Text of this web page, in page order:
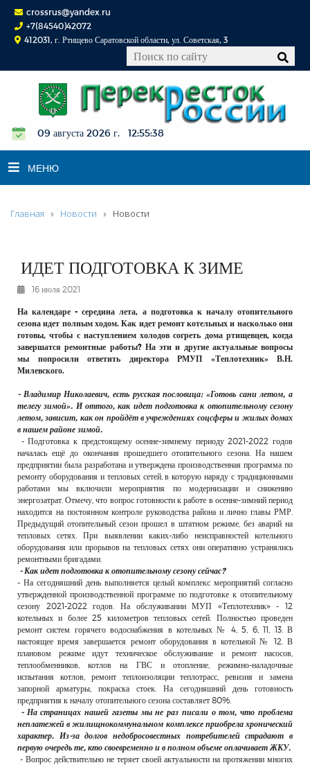
crossrus@yandex.ru
+7(84540)42072
412031, г. Ртищево Саратовской области, ул. Советская, 3
09 августа 2026 г. 12:55:39
МЕНЮ
НОВОСТИ
К СВЕДЕНИЮ
КОНКУРСЫ
РЕКЛАМОДАТЕЛЯМ
ОБЪЯВЛЕНИЯ
КОНТАКТЫ
Главная Новости Новости
ИДЕТ ПОДГОТОВКА К ЗИМЕ
16 июля 2021
На календаре - середина лета, а подготовка к началу отопительного
сезона идет полным ходом. Как идет ремонт котельных и насколько они
готовы, чтобы с наступлением холодов согреть дома ртищевцев, когда
завершатся ремонтные работы? На эти и другие актуальные вопросы
мы попросили ответить директора РМУП «Теплотехник» В.Н.
Милевского.
- Владимир Николаевич, есть русская пословица: «Готовь сани летом, а
телегу зимой». И оттого, как идет подготовка к отопительному сезону
летом, зависит, как он пройдёт в учреждениях соцсферы и жилых домах
в нашем районе зимой.
- Подготовка к предстоящему осенне-зимнему периоду 2021-2022 годов
началась ещё до окончания прошедшего отопительного сезона. На нашем
предприятии была разработана и утверждена производственная программа по
ремонту оборудования и тепловых сетей, в которую наряду с традиционными
работами мы включили мероприятия по модернизации и снижению
энергозатрат. Отмечу, что вопрос готовности к работе в осенне-зимний период
находится на постоянном контроле руководства района и лично главы РМР.
Предыдущий отопительный сезон прошел в штатном режиме, без аварий на
тепловых сетях. При выявлении каких-либо неисправностей котельного
оборудования или прорывов на тепловых сетях они оперативно устранялись
ремонтными бригадами.
- Как идет подготовка к отопительному сезону сейчас?
- На сегодняшний день выполняется целый комплекс мероприятий согласно
утвержденной производственной программе по подготовке к отопительному
сезону 2021-2022 годов. На обслуживании МУП «Теплотехник» - 12
котельных и более 25 километров тепловых сетей. Полностью проведен
ремонт систем горячего водоснабжения в котельных № 4, 5, 6, 11, 13. В
настоящее время завершается ремонт оборудования в котельной № 12. В
плановом режиме идут техническое обслуживание и ремонт насосов,
теплообменников, котлов на ГВС и отопление, режимно-наладочные
испытания котлов, ремонт теплоизоляции теплотрасс, ревизия и замена
запорной арматуры, покраска стоек. На сегодняшний день готовность
предприятия к началу отопительного сезона составляет 80%.
- На страницах нашей газеты мы не раз писали о том, что проблема
неплатежей в жилищнокоммунальном комплексе приобрела хронический
характер. Из-за долгов недобросовестных потребителей страдают в
первую очередь те, кто своевременно и в полном объеме оплачивает ЖКУ.
- Вопрос действительно не теряет своей актуальности на протяжении многих